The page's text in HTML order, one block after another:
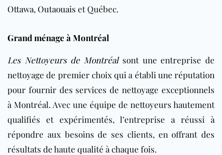
Ottawa, Outaouais et Québec.
Grand ménage à Montréal
Les Nettoyeurs de Montréalsont une entreprise de
nettoyage de premier choix qui a établi une réputation
pour fournir des services de nettoyage exceptionnels
à Montréal. Avec une équipe de nettoyeurs hautement
qualifiés et expérimentés, l’entreprise a réussi à
répondre aux besoins de ses clients, en offrant des
résultats de haute qualité à chaque fois.